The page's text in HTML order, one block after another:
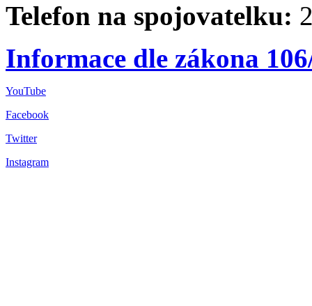
Telefon na spojovatelku:
Informace dle zákona
YouTube
Facebook
Twitter
Instagram